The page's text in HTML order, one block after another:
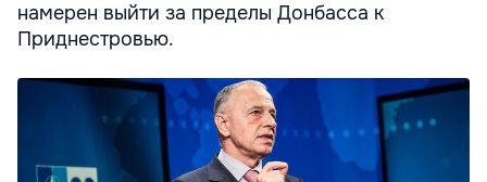
намерен выйти за пределы Донбасса к
Приднестровью.